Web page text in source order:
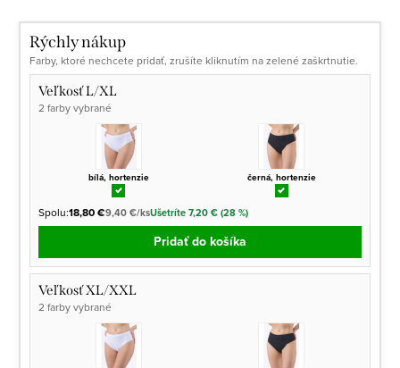
Rýchly nákup
Farby, ktoré nechcete pridať, zrušíte kliknutím na zelené zaškrtnutie.
Veľkosť L/XL
2 farby vybrané
bílá, hortenzie černá, hortenzie
Spolu:18,80 €9,40 €/ksUšetríte 7,20 € (28 %)
Pridať do košíka
Veľkosť XL/XXL
2 farby vybrané